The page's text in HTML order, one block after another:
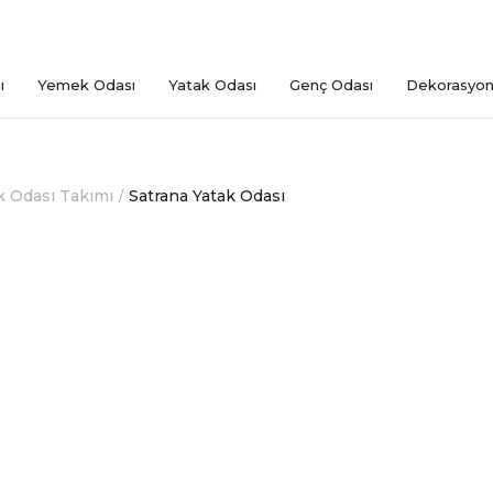
Yemek Odası Yatak Odası Genç Odası Dekorasyon
Takımı Satrana Yatak Odası